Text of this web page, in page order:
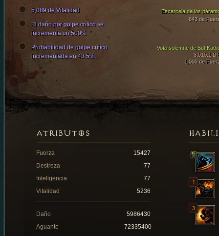
Escarcela de los
643 de
Voto solemne de Bul-
3,010.1
1,000 de
5,089 de Vitalidad
El daño por golpe crítico se
incrementa un 500%
Probabilidad de golpe crítico
incrementada en 43.5%.
ATRIBUTOS
Fuerza
15427
Destreza
77
Inteligencia
77
Vitalidad
5236
Daño
5986430
Aguante
72335400